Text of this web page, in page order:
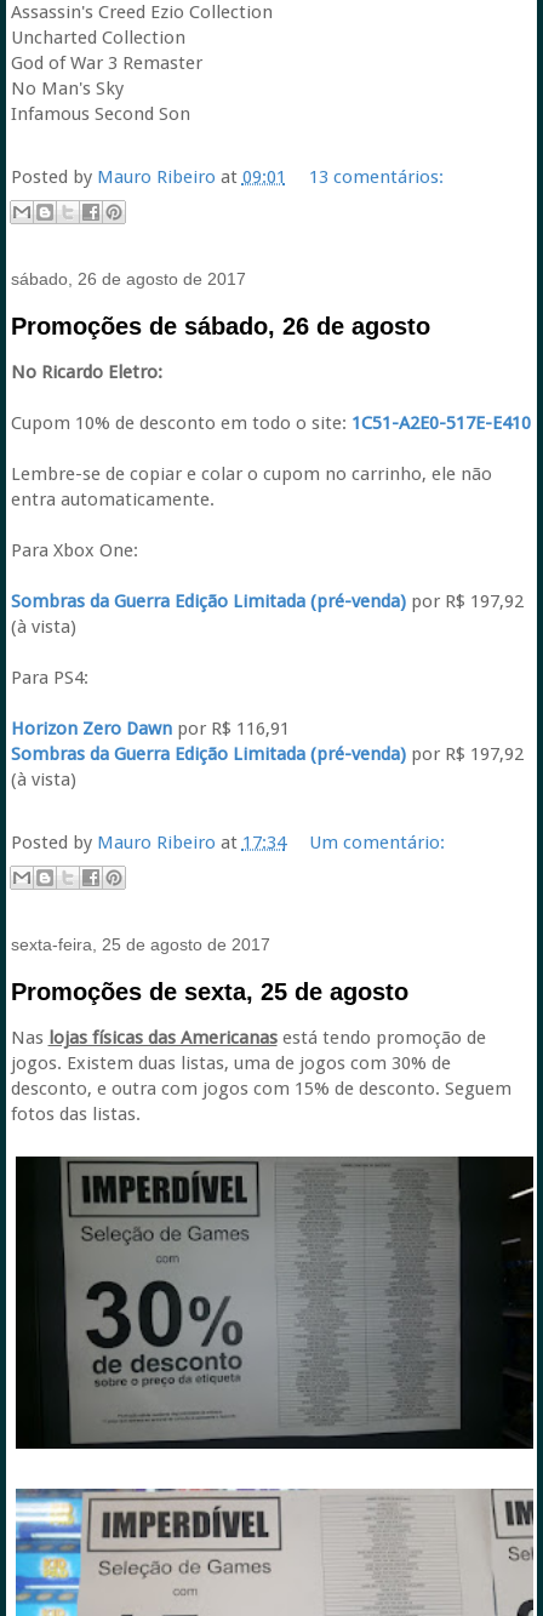
Assassin's Creed Ezio Collection
Uncharted Collection
God of War 3 Remaster
No Man's Sky
Infamous Second Son
Posted by Mauro Ribeiro at 09:01 13 comentários:
sábado, 26 de agosto de 2017
Promoções de sábado, 26 de agosto
No Ricardo Eletro:
Cupom 10% de desconto em todo o site: 1C51-A2E0-517E-E410
Lembre-se de copiar e colar o cupom no carrinho, ele não
entra automaticamente.
Para Xbox One:
Sombras da Guerra Edição Limitada (pré-venda)por R$ 197,92
(à vista)
Para PS4:
Horizon Zero Dawnpor R$ 116,91
Sombras da Guerra Edição Limitada (pré-venda)por R$ 197,92
(à vista)
Posted by Mauro Ribeiro at 17:34 Um comentário:
sexta-feira, 25 de agosto de 2017
Promoções de sexta, 25 de agosto
Nas lojas físicas das Americanasestá tendo promoção de
jogos. Existem duas listas, uma de jogos com 30% de
desconto, e outra com jogos com 15% de desconto. Seguem
fotos das listas.